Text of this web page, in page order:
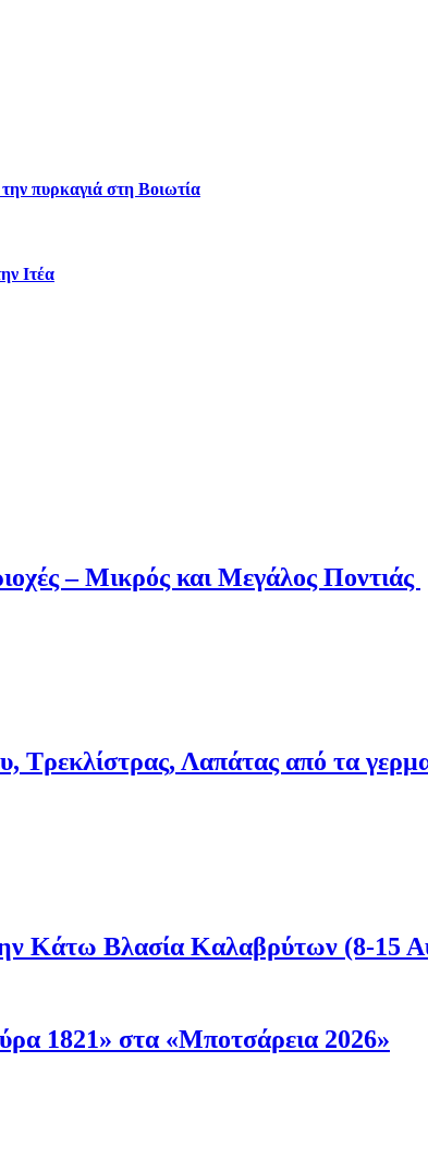
πυρκαγιά στη Βοιωτία
Ιτέα
– Μικρός και Μεγάλος Ποντιάς
Λαπάτας από τα
Κάτω Βλασία Καλαβρύτων (8-15
1821» στα «Μποτσάρεια 2026»